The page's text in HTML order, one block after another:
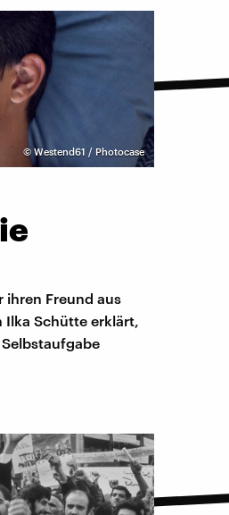
© Westend61 / Photocase
ihren Freund aus
Ilka Schütte erklärt,